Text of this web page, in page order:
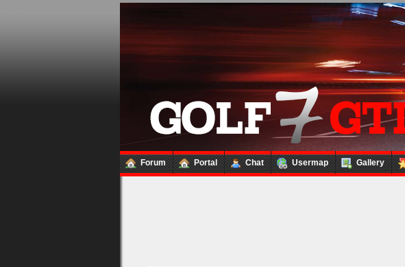
Forum Portal Chat Usermap Gallery
Loginbox
Trage
bitte
in
die
nachfolgenden
Felder
Deinen
Benutzernamen
und
Kennwort
ein,
um